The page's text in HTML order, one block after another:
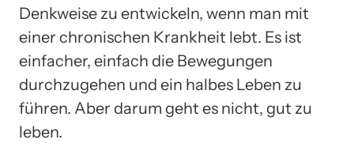
Denkweise zu entwickeln, wenn man mit
einer chronischen Krankheit lebt. Es ist
einfacher, einfach die Bewegungen
durchzugehen und ein halbes Leben zu
führen. Aber darum geht es nicht, gut zu
leben.